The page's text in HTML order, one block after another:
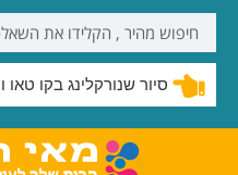
סיור שנורקלינג בקו טאו